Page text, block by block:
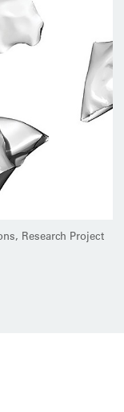
Research Project